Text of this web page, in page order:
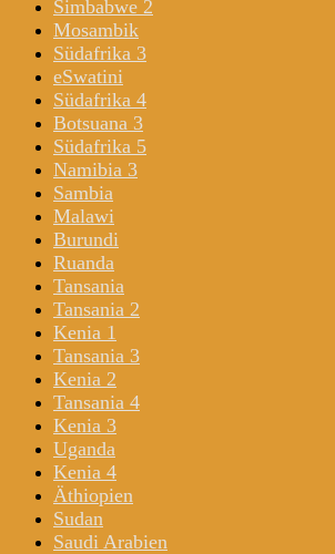
Simbabwe 2
Mosambik
Südafrika 3
eSwatini
Südafrika 4
Botsuana 3
Südafrika 5
Namibia 3
Sambia
Malawi
Burundi
Ruanda
Tansania
Tansania 2
Kenia 1
Tansania 3
Kenia 2
Tansania 4
Kenia 3
Uganda
Kenia 4
Äthiopien
Sudan
Saudi Arabien